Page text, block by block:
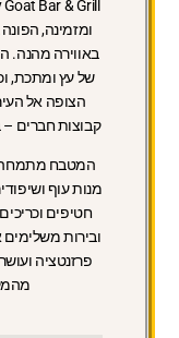
ומזמינה,
באווירה מהנה.
של עץ ומתכת,
הצופה אל
קבוצות חברים –
המטבח מתמחה
מנות עוף
חטיפים
ובירות
פרזנטציה